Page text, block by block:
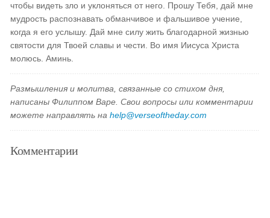
чтобы видеть зло и уклоняться от него. Прошу Тебя, дай мне
мудрость распознавать обманчивое и фальшивое учение,
когда я его услышу. Дай мне силу жить благодарной жизнью
святости для Твоей славы и чести. Во имя Иисуса Христа
молюсь. Аминь.
Размышления и молитва, связанные со стихом дня,
написаны Филиппом Варе. Свои вопросы или комментарии
можете направлять наhelp@verseoftheday.com
Комментарии